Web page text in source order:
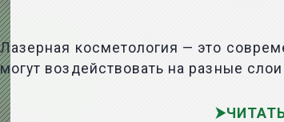
Лазерная косметология — это
могут воздействовать на разные